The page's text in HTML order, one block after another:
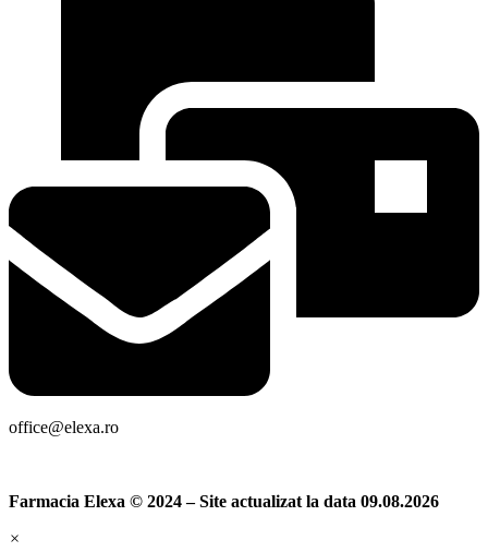
office@elexa.ro
Farmacia Elexa © 2024 – Site actualizat la data 09.08.2026
×